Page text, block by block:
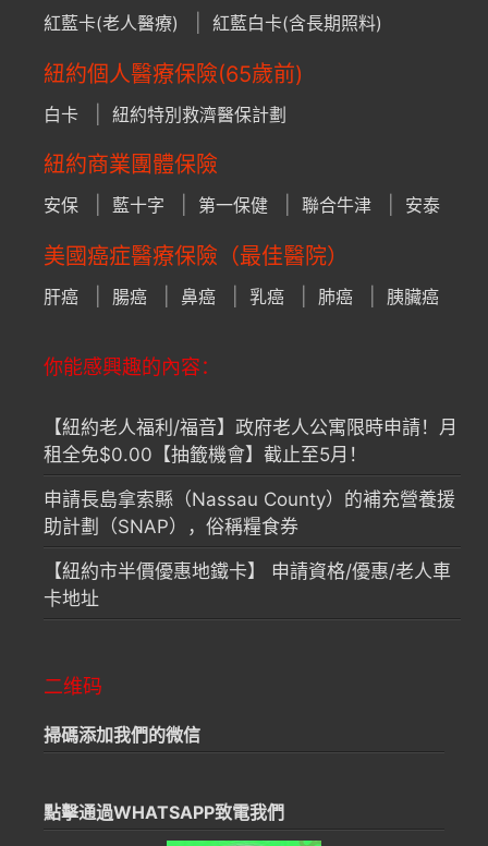
紅藍卡(老人醫療) 紅藍白卡(含長期照料)
紐約個人醫療保險(65歲前)
白卡 紐約特別救濟醫保計劃
紐約商業團體保險
安保 藍十字 第一保健 聯合牛津 安泰
美國癌症醫療保險（最佳醫院）
肝癌 腸癌 鼻癌 乳癌 肺癌 胰臟癌
你能感興趣的內容：
【紐約老人福利/福音】政府老人公寓限時申請！月
租全免$0.00【抽籤機會】截止至5月！
申請長島拿索縣（Nassau County）的補充營養援
助計劃（SNAP），俗稱糧食券
【紐約市半價優惠地鐵卡】 申請資格/優惠/老人車
卡地址
二维码
掃碼添加我們的微信
點擊通過WHATSAPP致電我們